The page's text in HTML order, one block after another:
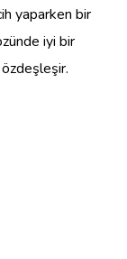
yaparken bir
iyi bir